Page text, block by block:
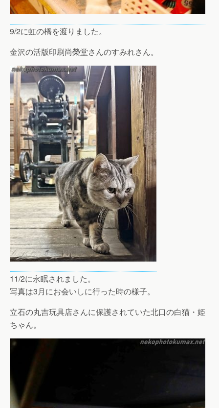
9/2に虹の橋を渡りました。
金沢の活版印刷尚榮堂さんのすみれさん。
11/2に永眠されました。
写真は3月にお会いしに行った時の様子。
立石の丸吉玩具店さんに保護されていた北口の白猫・姫
ちゃん。